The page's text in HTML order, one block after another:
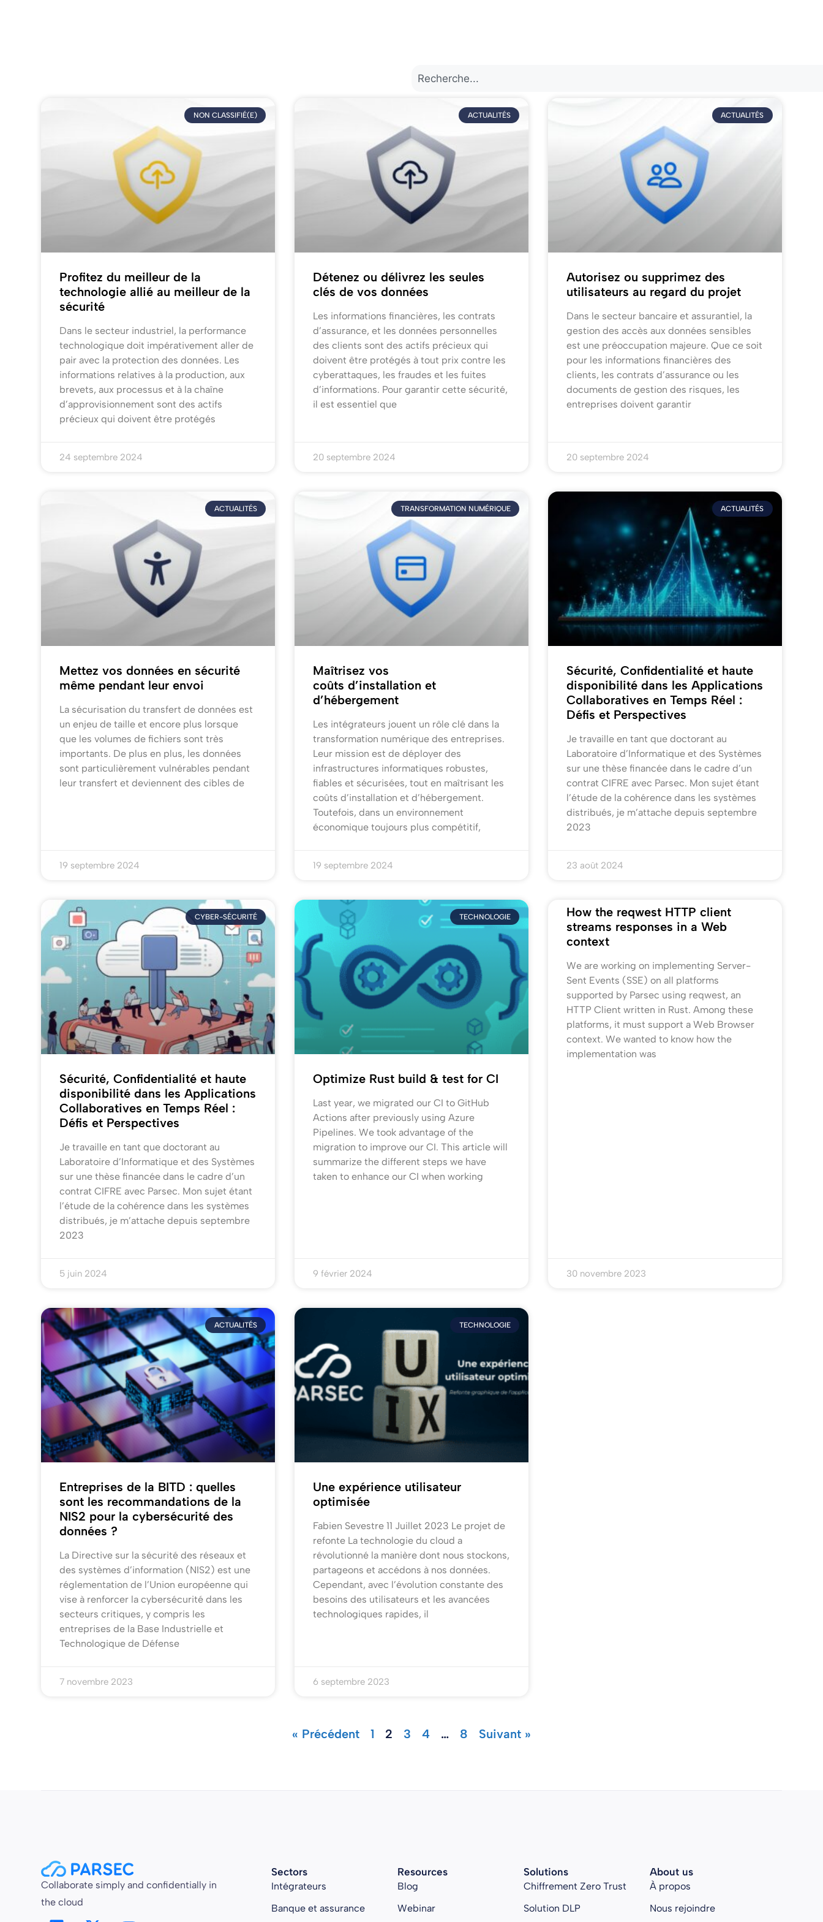
NON CLASSIFIÉ(E)
Profitez du meilleur de la
technologie allié au meilleur de la
sécurité
Dans le secteur industriel, la performance
technologique doit impérativement aller de
pair avec la protection des données. Les
informations relatives à la production, aux
brevets, aux processus et à la chaîne
d’approvisionnement sont des actifs
précieux qui doivent être protégés
24 septembre 2024
ACTUALITÉS
Détenez ou délivrez les seules
clés de vos données
Les informations financières, les contrats
d’assurance, et les données personnelles
des clients sont des actifs précieux qui
doivent être protégés à tout prix contre les
cyberattaques, les fraudes et les fuites
d’informations. Pour garantir cette sécurité,
il est essentiel que
20 septembre 2024
ACTUALITÉS
Autorisez ou supprimez des
utilisateurs au regard du projet
Dans le secteur bancaire et assurantiel, la
gestion des accès aux données sensibles
est une préoccupation majeure. Que ce soit
pour les informations financières des
clients, les contrats d’assurance ou les
documents de gestion des risques, les
entreprises doivent garantir
20 septembre 2024
ACTUALITÉS
Mettez vos données en sécurité
même pendant leur envoi
La sécurisation du transfert de données est
un enjeu de taille et encore plus lorsque
que les volumes de fichiers sont très
importants. De plus en plus, les données
sont particulièrement vulnérables pendant
leur transfert et deviennent des cibles de
19 septembre 2024
TRANSFORMATION NUMÉRIQUE
Maîtrisez vos
coûts d’installation et
d’hébergement
Les intégrateurs jouent un rôle clé dans la
transformation numérique des entreprises.
Leur mission est de déployer des
infrastructures informatiques robustes,
fiables et sécurisées, tout en maîtrisant les
coûts d’installation et d’hébergement.
Toutefois, dans un environnement
économique toujours plus compétitif,
19 septembre 2024
ACTUALITÉS
Sécurité, Confidentialité et haute
disponibilité dans les Applications
Collaboratives en Temps Réel :
Défis et Perspectives
Je travaille en tant que doctorant au
Laboratoire d’Informatique et des Systèmes
sur une thèse financée dans le cadre d’un
contrat CIFRE avec Parsec. Mon sujet étant
l’étude de la cohérence dans les systèmes
distribués, je m’attache depuis septembre
2023
23 août 2024
CYBER-SÉCURITÉ
Sécurité, Confidentialité et haute
disponibilité dans les Applications
Collaboratives en Temps Réel :
Défis et Perspectives
Je travaille en tant que doctorant au
Laboratoire d’Informatique et des Systèmes
sur une thèse financée dans le cadre d’un
contrat CIFRE avec Parsec. Mon sujet étant
l’étude de la cohérence dans les systèmes
distribués, je m’attache depuis septembre
2023
5 juin 2024
TECHNOLOGIE
Optimize Rust build & test for CI
Last year, we migrated our CI to GitHub
Actions after previously using Azure
Pipelines. We took advantage of the
migration to improve our CI. This article will
summarize the different steps we have
taken to enhance our CI when working
9 février 2024
How the reqwest HTTP client
streams responses in a Web
context
We are working on implementing Server-
Sent Events (SSE) on all platforms
supported by Parsec using reqwest, an
HTTP Client written in Rust. Among these
platforms, it must support a Web Browser
context. We wanted to know how the
implementation was
30 novembre 2023
ACTUALITÉS
Entreprises de la BITD : quelles
sont les recommandations de la
NIS2 pour la cybersécurité des
données ?
La Directive sur la sécurité des réseaux et
des systèmes d’information (NIS2) est une
réglementation de l’Union européenne qui
vise à renforcer la cybersécurité dans les
secteurs critiques, y compris les
entreprises de la Base Industrielle et
Technologique de Défense
7 novembre 2023
TECHNOLOGIE
Une expérience utilisateur
optimisée
Fabien Sevestre 11 Juillet 2023 Le projet de
refonte La technologie du cloud a
révolutionné la manière dont nous stockons,
partageons et accédons à nos données.
Cependant, avec l’évolution constante des
besoins des utilisateurs et les avancées
technologiques rapides, il
6 septembre 2023
« Précédent 1 2 3 4 … 8 Suivant »
Collaborate simply and confidentially in
the cloud
Sectors
Intégrateurs
Banque et assurance
Resources
Blog
Webinar
Solutions
Chiffrement Zero Trust
Solution DLP
About us
À propos
Nous rejoindre